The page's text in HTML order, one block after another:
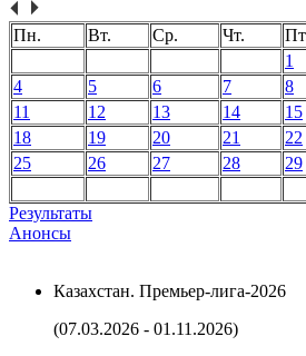
Пн. Вт. Ср. Чт.
1
4
5 6 7 8
11
12 13 14 15
18
19 20 21 22
25
26 27 28 29
Результаты
Анонсы
Казахстан. Премьер-лига-2026
(07.03.2026 - 01.11.2026)